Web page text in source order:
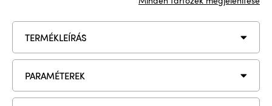
TERMÉKLEÍRÁS
PARAMÉTEREK